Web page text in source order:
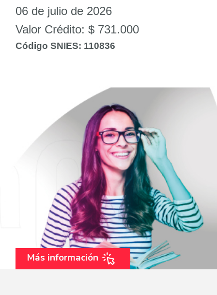
06 de julio de 2026
Valor Crédito: $ 731.000
Código SNIES: 110836
Más información